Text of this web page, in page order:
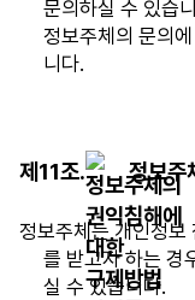
락
항
문의하실 수 있습
정보주체의 문의
니다.
제11조. 정보주
정보주체는 개인정보
를 받고자 하는 경
실 수 있습니다.